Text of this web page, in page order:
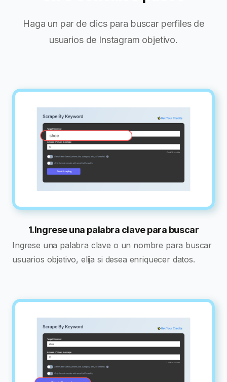
Haga un par de clics para buscar perfiles de
usuarios de Instagram objetivo.
1.Ingrese una palabra clave para buscar
Ingrese una palabra clave o un nombre para buscar
usuarios objetivo, elija si desea enriquecer datos.